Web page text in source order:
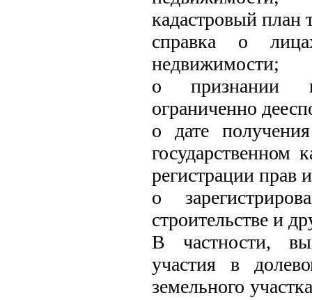
кадастровый план
справка о
недвижимости;
о признании
ограниченно
о дате
государственном
регистрации прав
о
строительстве и
В частности,
участия в
земельного